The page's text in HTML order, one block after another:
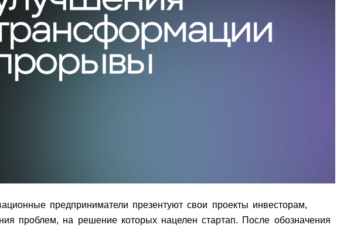
предприниматели презентуют свои проекты инвесторам,
проблем, на решение которых нацелен стартап. После обозначения